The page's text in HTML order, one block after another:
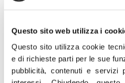
Questo sito web utilizza i
Questo sito utilizza cookie
e di richieste parti per le sue
pubblicità, contenuti e
giustificare politiche che
apparirebbero vessatorie data
dei trasporti capitolino. Da
sono crono-programmi
avanzamento delle opere.